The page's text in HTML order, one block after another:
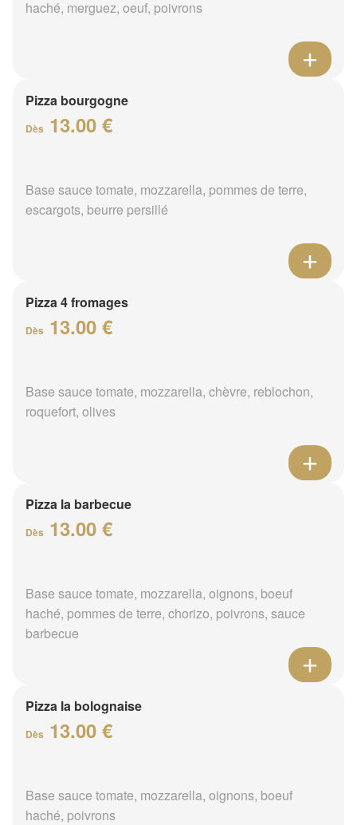
haché, merguez, oeuf, poivrons
Pizza bourgogne
Dès 13.00 €
Base sauce tomate, mozzarella, pommes de terre,
escargots, beurre persillé
Pizza 4 fromages
Dès 13.00 €
Base sauce tomate, mozzarella, chèvre, reblochon,
roquefort, olives
Pizza la barbecue
Dès 13.00 €
Base sauce tomate, mozzarella, oignons, boeuf
haché, pommes de terre, chorizo, poivrons, sauce
barbecue
Pizza la bolognaise
Dès 13.00 €
Base sauce tomate, mozzarella, oignons, boeuf
haché, poivrons